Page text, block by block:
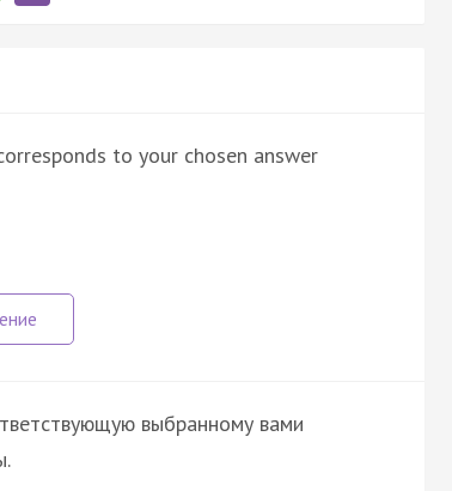
to your chosen answer
выбранному вами